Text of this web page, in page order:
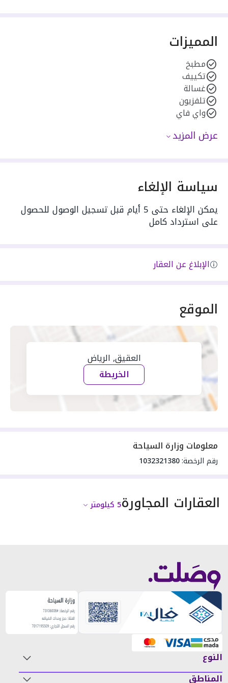
المميزات
مطبخ
تكييف
غسالة
تلفزيون
واي فاي
عرض المزيد
سياسة الإلغاء
يمكن الإلغاء حتى 5 أيام قبل تسجيل الوصول للحصول
على استرداد كامل
الإبلاغ عن العقار
الموقع
العقيق, الرياض
الخريطة
معلومات وزارة السياحة
رقم الرخصة:1032321380
العقارات المجاورة5 كيلومتر
النوع
المناطق